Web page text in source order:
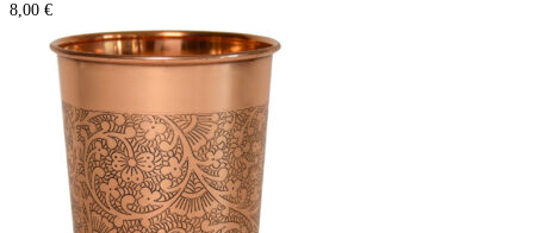
8,00 €